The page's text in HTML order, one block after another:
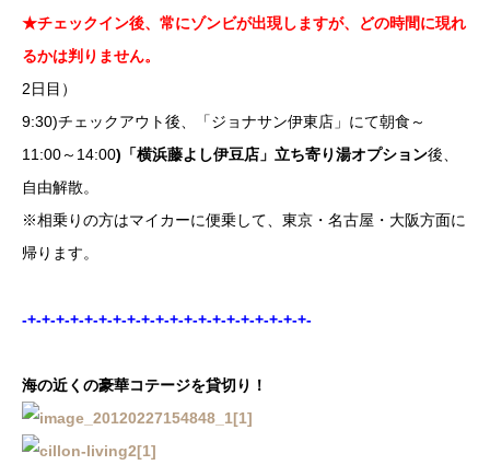
★チェックイン後、常にゾンビが出現しますが、どの時間に現れ
るかは判りません。
2日目）
9:30)チェックアウト後、「ジョナサン伊東店」にて朝食～
11:00～14:00)「横浜藤よし伊豆店」立ち寄り湯オプション後、
自由解散。
※相乗りの方はマイカーに便乗して、東京・名古屋・大阪方面に
帰ります。
-+-+-+-+-+-+-+-+-+-+-+-+-+-+-+-+-+-+-+-+-
海の近くの豪華コテージを貸切り！